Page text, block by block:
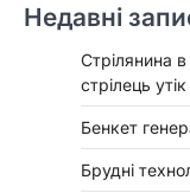
Недавні
Стрілянина
стрілець
Бенкет
Брудні